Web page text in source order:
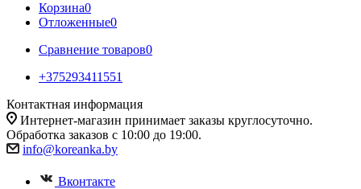
Корзина0
Отложенные0
Сравнение товаров0
+375293411551
Контактная информация
Интернет-магазин принимает заказы круглосуточно.
Обработка заказов с 10:00 до 19:00.
info@koreanka.by
Вконтакте